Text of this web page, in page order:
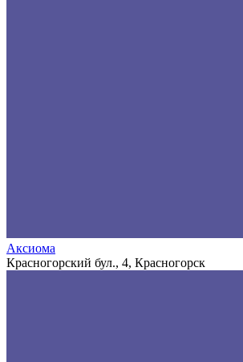
Аксиома
Красногорский бул., 4, Красногорск